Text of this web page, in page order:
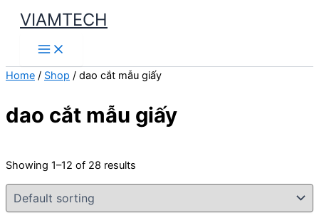
Skip
content
VIAMTECH
Main
Menu
Home / Shop / dao cắt mẫu giấy
dao cắt mẫu giấy
Showing 1–12 of 28 results